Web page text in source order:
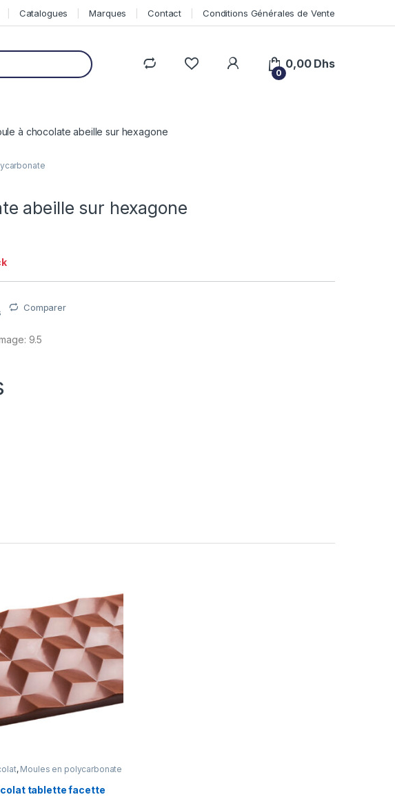
Catalogues Marques Contact Conditions Générales de Vente
0
0,00 Dhs
à chocolate abeille sur hexagone
abeille sur hexagone
Comparer
9.5
, Moules en polycarbonate
tablette facette